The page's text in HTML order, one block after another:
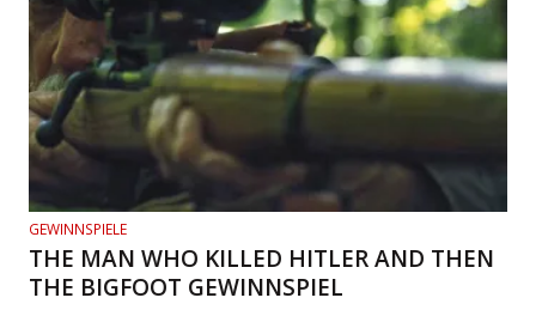
GEWINNSPIELE
THE MAN WHO KILLED HITLER AND THEN
THE BIGFOOT GEWINNSPIEL